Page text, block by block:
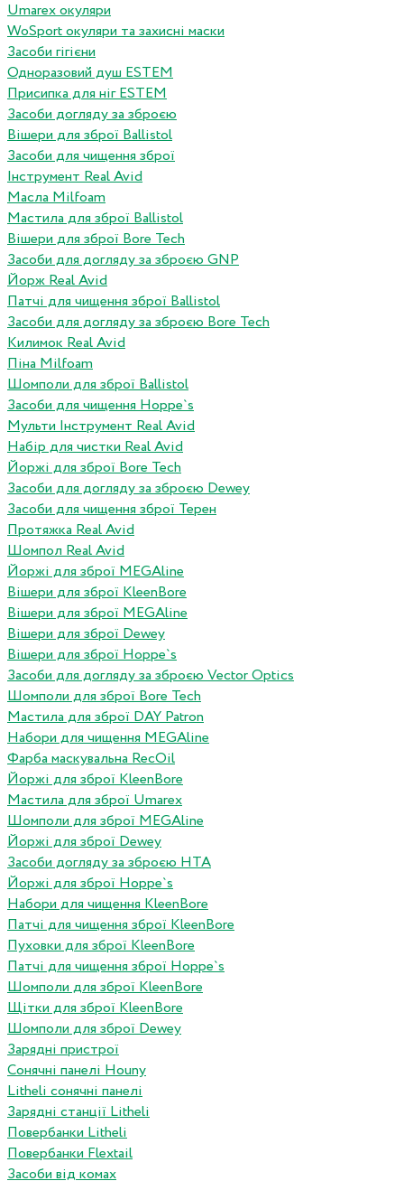
Umarex окуляри
WoSport окуляри та захисні маски
Засоби гігієни
Одноразовий душ ESTEM
Присипка для ніг ESTEM
Засоби догляду за зброєю
Вішери для зброї Ballistol
Засоби для чищення зброї
Інструмент Real Avid
Масла Milfoam
Мастила для зброї Ballistol
Вішери для зброї Bore Tech
Засоби для догляду за зброєю GNP
Йорж Real Avid
Патчі для чищення зброї Ballistol
Засоби для догляду за зброєю Bore Tech
Килимок Real Avid
Піна Milfoam
Шомполи для зброї Ballistol
Засоби для чищення Hoppe`s
Мульти Інструмент Real Avid
Набір для чистки Real Avid
Йоржі для зброї Bore Tech
Засоби для догляду за зброєю Dewey
Засоби для чищення зброї Терен
Протяжка Real Avid
Шомпол Real Avid
Йоржі для зброї MEGAline
Вішери для зброї KleenBore
Вішери для зброї MEGAline
Вішери для зброї Dewey
Вішери для зброї Hoppe`s
Засоби для догляду за зброєю Vector Optics
Шомполи для зброї Bore Tech
Мастила для зброї DAY Patron
Набори для чищення MEGAline
Фарба маскувальна RecOil
Йоржі для зброї KleenBore
Мастила для зброї Umarex
Шомполи для зброї MEGAline
Йоржі для зброї Dewey
Засоби догляду за зброєю HTA
Йоржі для зброї Hoppe`s
Набори для чищення KleenBore
Патчі для чищення зброї KleenBore
Пуховки для зброї KleenBore
Патчі для чищення зброї Hoppe`s
Шомполи для зброї KleenBore
Щітки для зброї KleenBore
Шомполи для зброї Dewey
Зарядні пристрої
Сонячні панелі Houny
Litheli сонячні панелі
Зарядні станції Litheli
Повербанки Litheli
Повербанки Flextail
Засоби від комах